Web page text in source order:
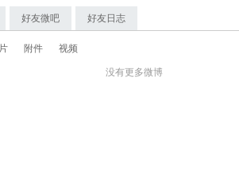
好友微吧 好友日志
附件 视频
没有更多微博